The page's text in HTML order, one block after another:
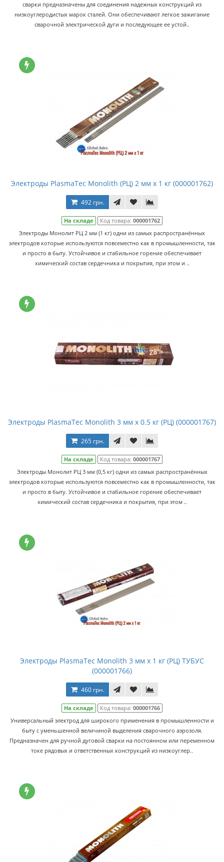
сварки предназначены для соединения надежных конструкций из
низкоуглеродистых марок сталей. Они обеспечивают легкое зажигание
сварочной электрической дуги и последующее ее устой..
Электроды PlasmaTec Monolith (РЦ) 2 мм х 1 кг (000001762)
492 грн.
На складе Код товара: 000001762
Электроды Монолит РЦ 2 мм (1 кг) одни из самых распространённых
электродов которые используются повсеместно как в промышленности, так
и просто в быту. Устойчивое и стабильное горение обеспечивает
химический состав сердечника и покрытия, при этом и ..
Электроды PlasmaTec Monolith 3 мм х 0.5 кг (РЦ) (000001767)
265 грн.
На складе Код товара: 000001767
Электроды Монолит РЦ 3 мм (0,5 кг) одни из самых распространённых
электродов которые используются повсеместно как в промышленности, так
и просто в быту. Устойчивое и стабильное горение обеспечивает
химический состав сердечника и покрытия, при этом ..
Электроды PlasmaTec Monolith 3 мм х 1 кг (РЦ) ТУБУС
(000001766)
460 грн.
На складе Код товара: 000001766
Универсальный электрод для широкого применения в промышленности и
быту с уменьшенной величиной выделения сварочного аэрозоля.
Предназначен для ручной дуговой сварки на постоянном или переменном
токе рядовых и ответственных конструкций из низкоуглер..